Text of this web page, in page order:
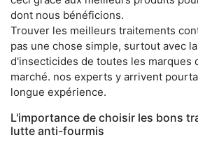
dont nous bénéficions.
Trouver les meilleurs traitements
pas une chose simple, surtout avec
d'insecticides de toutes les marques
marché. nos experts y arrivent
longue expérience.
L'importance de choisir les bons
lutte anti-fourmis